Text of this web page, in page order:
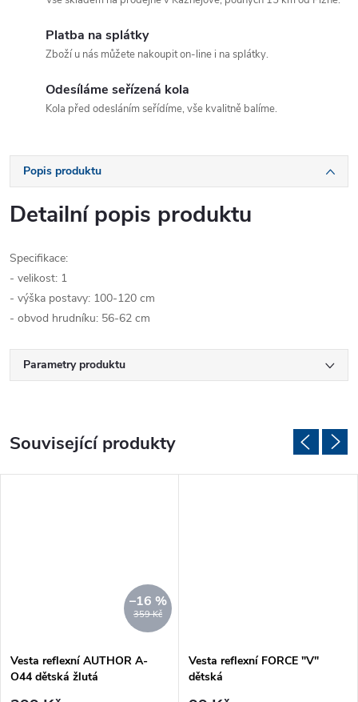
Platba na splátky
Zboží u nás můžete nakoupit on-line i na splátky.
Odesíláme seřízená kola
Kola před odesláním seřídíme, vše kvalitně balíme.
Popis produktu
Detailní popis produktu
Specifikace:
- velikost: 1
- výška postavy: 100-120 cm
- obvod hrudníku: 56-62 cm
Parametry produktu
Související produkty
359 Kč
–16 %
Vesta reflexní AUTHOR A-
O44 dětská žlutá
Vesta reflexní FORCE "V"
dětská